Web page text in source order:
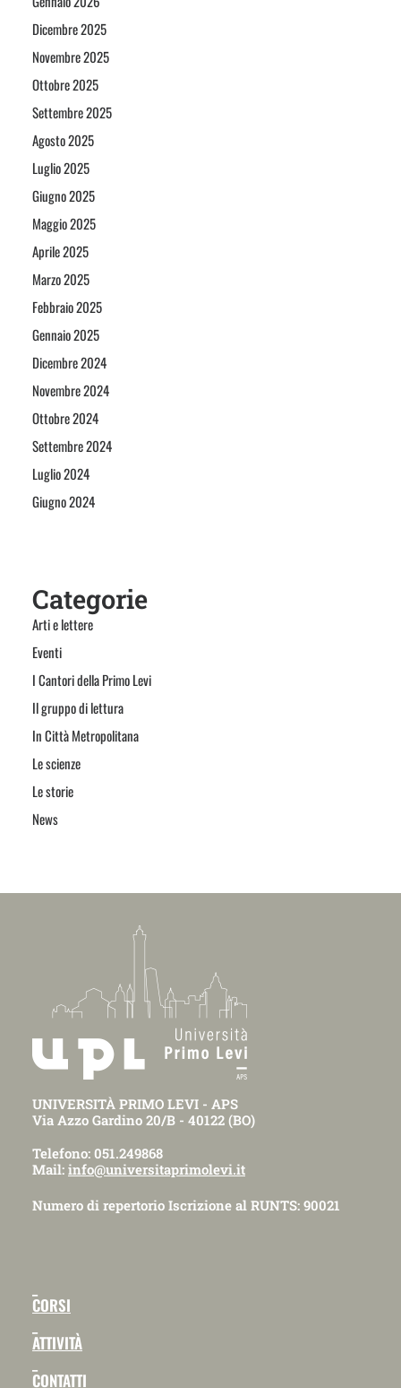
Dicembre 2025
Novembre 2025
Ottobre 2025
Settembre 2025
Agosto 2025
Luglio 2025
Giugno 2025
Maggio 2025
Aprile 2025
Marzo 2025
Febbraio 2025
Gennaio 2025
Dicembre 2024
Novembre 2024
Ottobre 2024
Settembre 2024
Luglio 2024
Giugno 2024
Categorie
Arti e lettere
Eventi
I Cantori della Primo Levi
Il gruppo di lettura
In Città Metropolitana
Le scienze
Le storie
News
UNIVERSITÀ PRIMO LEVI - APS
Via Azzo Gardino 20/B - 40122 (BO)
Telefono: 051.249868
Mail: info@universitaprimolevi.it
Numero di repertorio Iscrizione al RUNTS: 90021
CORSI
ATTIVITÀ
CONTATTI